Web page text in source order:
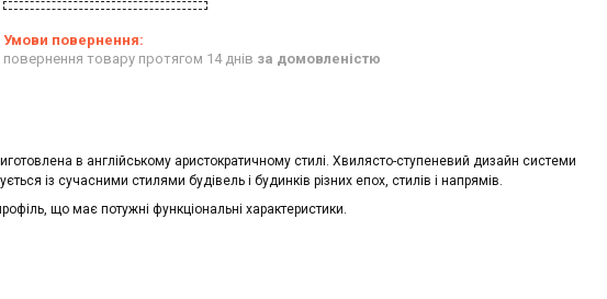
повернення товару протягом 14 днів за домовленістю
в англійському аристократичному стилі. Хвилясто-ступеневий дизайн системи
із сучасними стилями будівель і будинків різних епох, стилів і напрямів.
що має потужні функціональні характеристики.